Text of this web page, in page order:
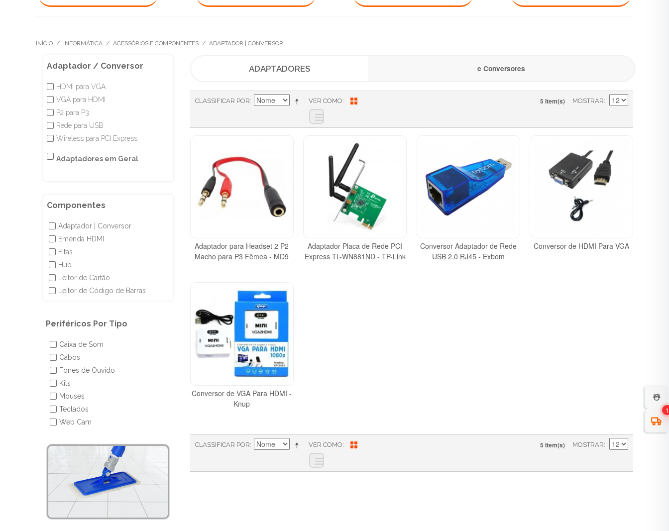
INÍCIO / INFORMÁTICA / ACESSÓRIOS E COMPONENTES / ADAPTADOR | CONVERSOR
ADAPTADORES e Conversores
VER COMO
CLASSIFICAR POR 5 Item(s) MOSTRAR
Adaptador para Headset 2 P2
Macho para P3 Fêmea - MD9
Adaptador Placa de Rede PCI
Express TL-WN881ND - TP-Link
Conversor Adaptador de Rede
USB 2.0 RJ45 - Exbom
Conversor de HDMI Para VGA
Conversor de VGA Para HDMI -
Knup
VER COMO
CLASSIFICAR POR 5 Item(s) MOSTRAR
Adaptador / Conversor
HDMI para VGA
VGA para HDMI
P2 para P3
Rede para USB
Wireless para PCI Express
Adaptadores em Geral
Componentes
Adaptador | Conversor
Emenda HDMI
Fitas
Hub
Leitor de Cartão
Leitor de Código de Barras
Periféricos Por Tipo
Caixa de Som
Cabos
Fones de Ouvido
Kits
Mouses
Teclados
Web Cam
☃️
1